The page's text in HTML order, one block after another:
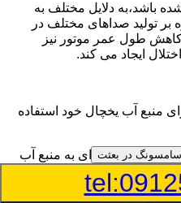
باشد،به دلایل مختلف به
بر تولید صداهای مختلف در
طول عمر موتور نیز
ایجاد می کند.
منبع آب یخچال خود استفاده
قسمت ویژه ای به منبع آب
استفاده از آن اختصاص داده
دارای منبع آبریز
سامسونگ در بعثت